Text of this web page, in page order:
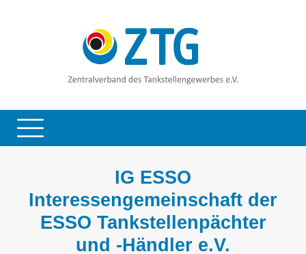
IG ESSO
Interessengemeinschaft der
ESSO Tankstellenpächter
und -Händler e.V.